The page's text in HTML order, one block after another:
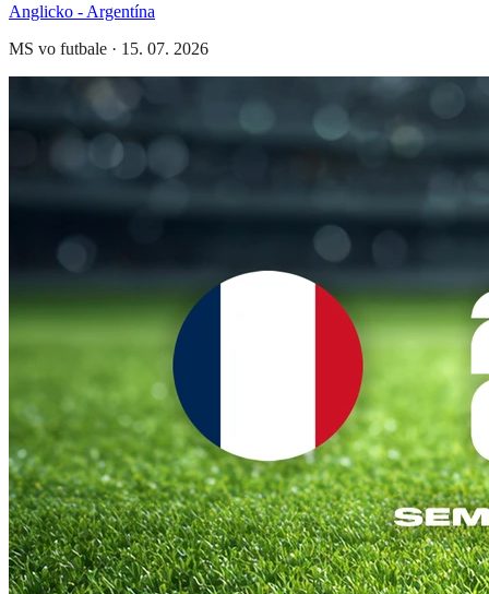
Anglicko - Argentína
MS vo futbale · 15. 07. 2026